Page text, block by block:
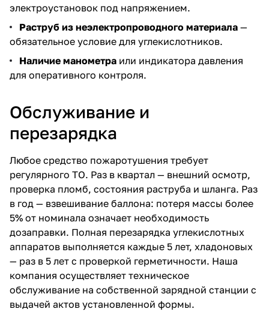
электроустановок под напряжением.
Раструб из неэлектропроводного материала —
обязательное условие для углекислотников.
Наличие манометра или индикатора давления
для оперативного контроля.
Обслуживание и
перезарядка
Любое средство пожаротушения требует
регулярного ТО. Раз в квартал — внешний осмотр,
проверка пломб, состояния раструба и шланга. Раз
в год — взвешивание баллона: потеря массы более
5% от номинала означает необходимость
дозаправки. Полная перезарядка углекислотных
аппаратов выполняется каждые 5 лет, хладоновых
— раз в 5 лет с проверкой герметичности. Наша
компания осуществляет техническое
обслуживание на собственной зарядной станции с
выдачей актов установленной формы.